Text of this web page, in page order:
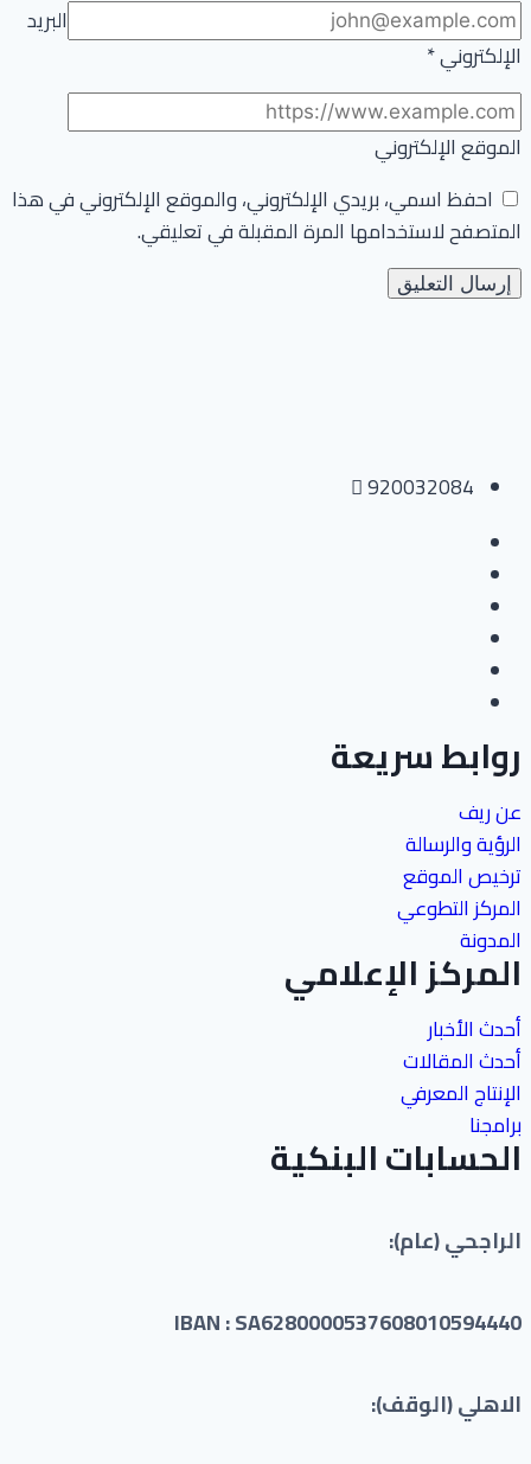
البريد
الإلكتروني*
الموقع الإلكتروني
احفظ اسمي، بريدي الإلكتروني، والموقع الإلكتروني في هذا
المتصفح لاستخدامها المرة المقبلة في تعليقي.
920032084
روابط سريعة
عن ريف
الرؤية والرسالة
ترخيص الموقع
المركز التطوعي
المدونة
المركز الإعلامي
أحدث الأخبار
أحدث المقالات
الإنتاج المعرفي
برامجنا
الحسابات البنكية
الراجحي (عام):
IBAN : SA6280000537608010594440
الاهلي (الوقف):